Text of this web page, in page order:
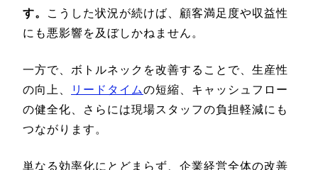
す。
こうした状況が続けば、顧客満足度や収益性
にも悪影響を及ぼしかねません。
一方で、ボトルネックを改善することで、生産性
の向上、
リードタイムの短縮、キャッシュフロー
の健全化、さらには現場スタッフの負担軽減にも
つながります。
単なる効率化にとどまらず、企業経営全体の改善